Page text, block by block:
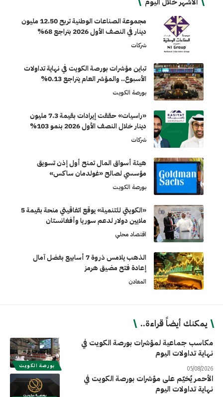
مجموعة الصناعات الوطنية تربح 12.50 مليون
دينار في النصف الأول 2026 بتراجع 68%
شركات
تباين مؤشرات بورصة الكويت في نهاية تداولات
الأسبوع.. والمؤشر العام يتراجع 0.13%
بورصة الكويت
«راسيات» حققت إيرادات بقيمة 7.3 مليون
دينار خلال النصف الأول 2026 بنمو 103%
شركات
هيئة أسواق المال تمنح أول إذن تسويق
مؤسسي لصالح «غولدمان ساكس»
بورصة الكويت
«الكويتي للتنمية» يوقع اتفاقيتي منحة بقيمة 5
ملايين دولار لدعم سوريا وأفغانستان
اقتصاد محلي
الذهب يلامس ذروة 7 أسابيع بفضل آمال
إعادة فتح مضيق هرمز
المعادن
يمكنك أيضاً قراءة..
بورصة الكويت
مكاسب جماعية لمؤشرات بورصة الكويت في
نهاية تداولات اليوم
05/08/2026
الأحمر يُخيّم على مؤشرات بورصة الكويت في
نهاية تداولات اليوم